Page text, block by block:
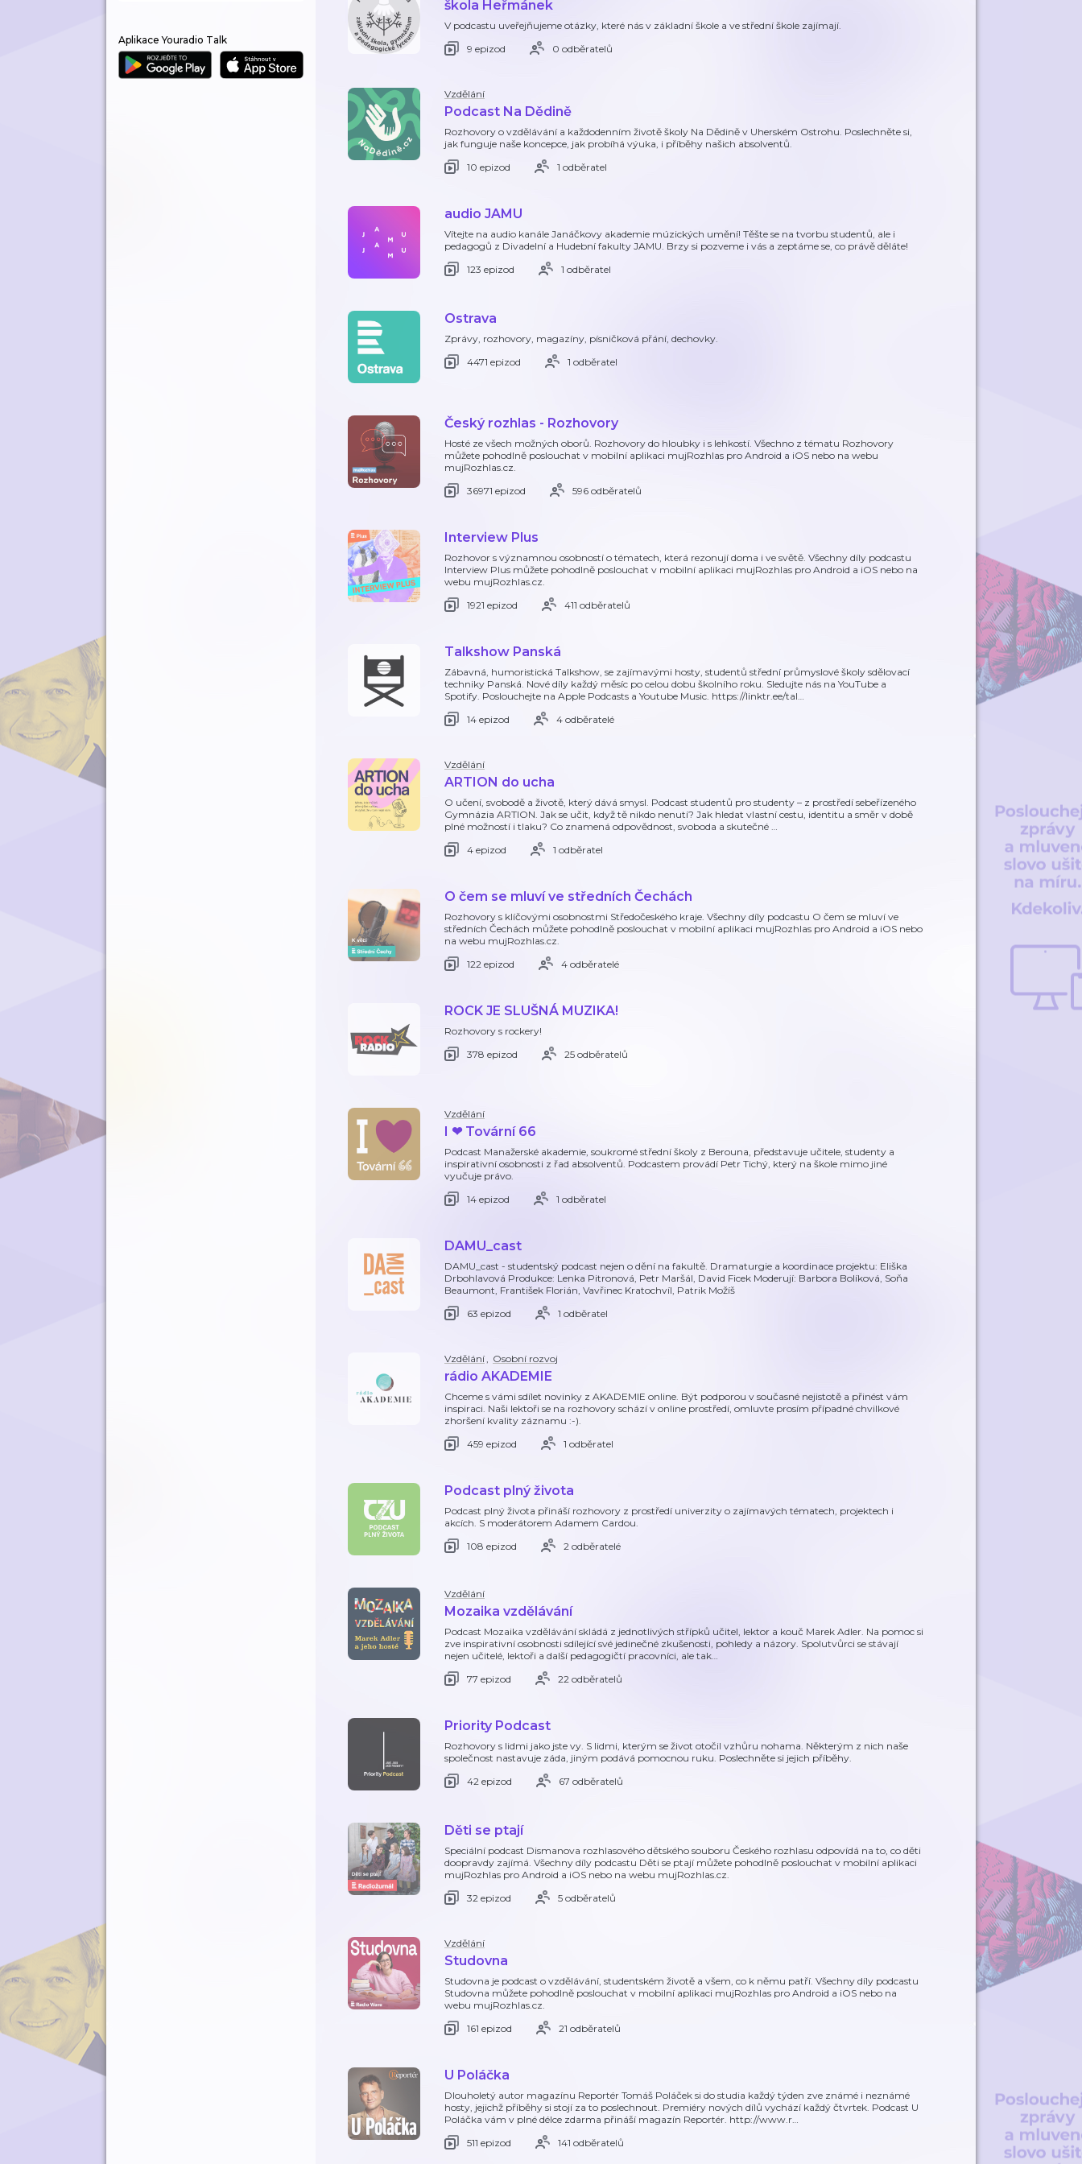
Aplikace Youradio Talk
škola Heřmánek
V podcastu uveřejňujeme otázky, které nás v základní škole a ve střední škole zajímají.
9 epizod
0 odběratelů
Vzdělání
Podcast Na Dědině
Rozhovory o vzdělávání a každodenním životě školy Na Dědině v Uherském Ostrohu. Poslechněte si,
jak funguje naše koncepce, jak probíhá výuka, i příběhy našich absolventů.
10 epizod
1 odběratel
audio JAMU
Vítejte na audio kanále Janáčkovy akademie múzických umění! Těšte se na tvorbu studentů, ale i
pedagogů z Divadelní a Hudební fakulty JAMU. Brzy si pozveme i vás a zeptáme se, co právě děláte!
123 epizod
1 odběratel
Ostrava
Zprávy, rozhovory, magazíny, písničková přání, dechovky.
4471 epizod
1 odběratel
Český rozhlas - Rozhovory
Hosté ze všech možných oborů. Rozhovory do hloubky i s lehkostí. Všechno z tématu Rozhovory
můžete pohodlně poslouchat v mobilní aplikaci mujRozhlas pro Android a iOS nebo na webu
mujRozhlas.cz.
36971 epizod
596 odběratelů
Interview Plus
Rozhovor s významnou osobností o tématech, která rezonují doma i ve světě. Všechny díly podcastu
Interview Plus můžete pohodlně poslouchat v mobilní aplikaci mujRozhlas pro Android a iOS nebo na
webu mujRozhlas.cz.
1921 epizod
411 odběratelů
Talkshow Panská
Zábavná, humoristická Talkshow, se zajímavými hosty, studentů střední průmyslové školy sdělovací
techniky Panská. Nové díly každý měsíc po celou dobu školního roku. Sledujte nás na YouTube a
Spotify. Poslouchejte na Apple Podcasts a Youtube Music. https://linktr.ee/tal…
14 epizod
4 odběratelé
Vzdělání
ARTION do ucha
O učení, svobodě a životě, který dává smysl. Podcast studentů pro studenty – z prostředí sebeřízeného
Gymnázia ARTION. Jak se učit, když tě nikdo nenutí? Jak hledat vlastní cestu, identitu a směr v době
plné možností i tlaku? Co znamená odpovědnost, svoboda a skutečné …
4 epizod
1 odběratel
O čem se mluví ve středních Čechách
Rozhovory s klíčovými osobnostmi Středočeského kraje. Všechny díly podcastu O čem se mluví ve
středních Čechách můžete pohodlně poslouchat v mobilní aplikaci mujRozhlas pro Android a iOS nebo
na webu mujRozhlas.cz.
122 epizod
4 odběratelé
ROCK JE SLUŠNÁ MUZIKA!
Rozhovory s rockery!
378 epizod
25 odběratelů
Vzdělání
I ❤ Tovární 66
Podcast Manažerské akademie, soukromé střední školy z Berouna, představuje učitele, studenty a
inspirativní osobnosti z řad absolventů. Podcastem provádí Petr Tichý, který na škole mimo jiné
vyučuje právo.
14 epizod
1 odběratel
DAMU_cast
DAMU_cast - studentský podcast nejen o dění na fakultě. Dramaturgie a koordinace projektu: Eliška
Drbohlavová Produkce: Lenka Pitronová, Petr Maršál, David Ficek Moderují: Barbora Bolíková, Soňa
Beaumont, František Florián, Vavřinec Kratochvíl, Patrik Možíš
63 epizod
1 odběratel
Vzdělání, Osobní rozvoj
rádio AKADEMIE
Chceme s vámi sdílet novinky z AKADEMIE online. Být podporou v současné nejistotě a přinést vám
inspiraci. Naši lektoři se na rozhovory schází v online prostředí, omluvte prosím případné chvilkové
zhoršení kvality záznamu :-).
459 epizod
1 odběratel
Podcast plný života
Podcast plný života přináší rozhovory z prostředí univerzity o zajímavých tématech, projektech i
akcích. S moderátorem Adamem Cardou.
108 epizod
2 odběratelé
Vzdělání
Mozaika vzdělávání
Podcast Mozaika vzdělávání skládá z jednotlivých střípků učitel, lektor a kouč Marek Adler. Na pomoc si
zve inspirativní osobnosti sdílející své jedinečné zkušenosti, pohledy a názory. Spolutvůrci se stávají
nejen učitelé, lektoři a další pedagogičtí pracovníci, ale tak…
77 epizod
22 odběratelů
Priority Podcast
Rozhovory s lidmi jako jste vy. S lidmi, kterým se život otočil vzhůru nohama. Některým z nich naše
společnost nastavuje záda, jiným podává pomocnou ruku. Poslechněte si jejich příběhy.
42 epizod
67 odběratelů
Děti se ptají
Speciální podcast Dismanova rozhlasového dětského souboru Českého rozhlasu odpovídá na to, co děti
doopravdy zajímá. Všechny díly podcastu Děti se ptají můžete pohodlně poslouchat v mobilní aplikaci
mujRozhlas pro Android a iOS nebo na webu mujRozhlas.cz.
32 epizod
5 odběratelů
Vzdělání
Studovna
Studovna je podcast o vzdělávání, studentském životě a všem, co k němu patří. Všechny díly podcastu
Studovna můžete pohodlně poslouchat v mobilní aplikaci mujRozhlas pro Android a iOS nebo na
webu mujRozhlas.cz.
161 epizod
21 odběratelů
U Poláčka
Dlouholetý autor magazínu Reportér Tomáš Poláček si do studia každý týden zve známé i neznámé
hosty, jejichž příběhy si stojí za to poslechnout. Premiéry nových dílů vychází každý čtvrtek. Podcast U
Poláčka vám v plné délce zdarma přináší magazín Reportér. http://www.r…
511 epizod
141 odběratelů